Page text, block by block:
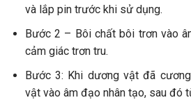
và lắp pin trước khi sử dụng.
Bước 2 – Bôi chất bôi trơn vào
cảm giác trơn tru.
Bước 3: Khi dương vật đã
vật vào âm đạo nhân tạo, sau đó